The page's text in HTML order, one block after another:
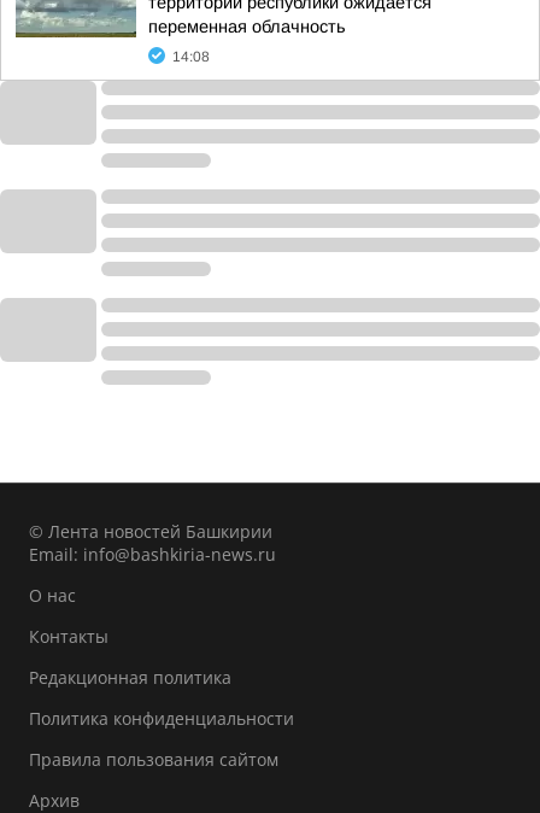
переменная облачность
14:08
© Лента новостей Башкирии
Email: info@bashkiria-news.ru
О нас
Контакты
Редакционная политика
Политика конфиденциальности
Правила пользования сайтом
Архив